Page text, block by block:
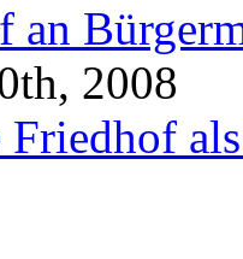
an
2008
Friedhof